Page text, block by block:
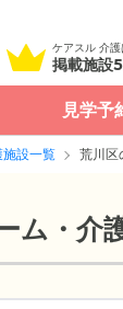
ケアスル 介護
掲載施設
見学予
設一覧 荒川区
ム・介